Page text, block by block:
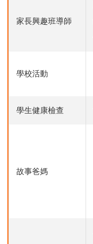
家長興趣班導師
學校活動
學生健康檢查
故事爸媽